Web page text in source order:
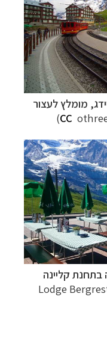
מומלץ לעצור
CC
)
בתחנת קליינה
Lodge